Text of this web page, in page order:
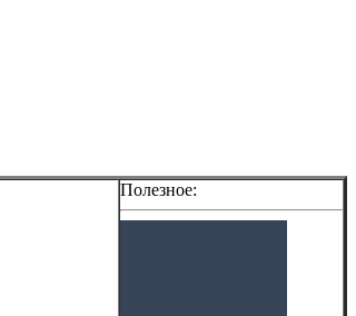
Полезное: